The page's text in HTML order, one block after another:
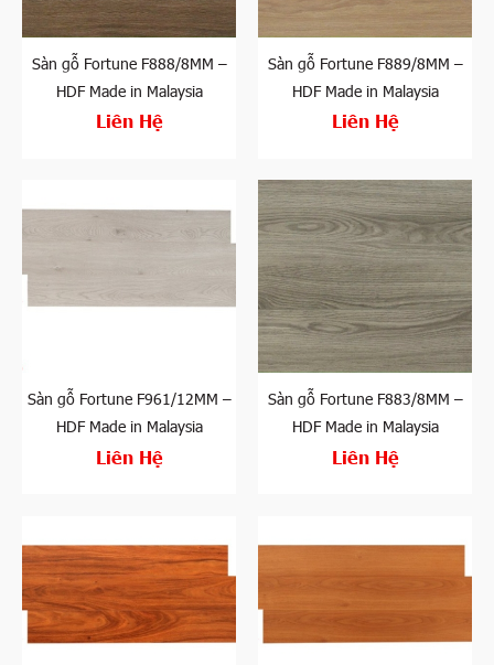
Sàn gỗ Fortune F888/8MM –
HDF Made in Malaysia
Liên Hệ
Sàn gỗ Fortune F889/8MM –
HDF Made in Malaysia
Liên Hệ
Sàn gỗ Fortune F961/12MM –
HDF Made in Malaysia
Liên Hệ
Sàn gỗ Fortune F883/8MM –
HDF Made in Malaysia
Liên Hệ